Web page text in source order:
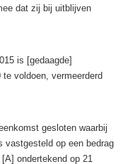
dat zij bij uitblijven
is [gedaagde]
voldoen, vermeerderd
gesloten waarbij
vastgesteld op een bedrag
ondertekend op 21